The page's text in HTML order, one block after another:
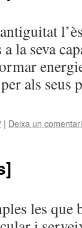
la seva
als seus
| Deixa un comentari
les